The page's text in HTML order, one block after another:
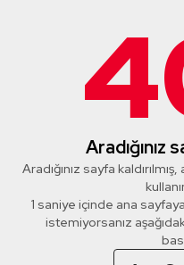
Aradığınız
Aradığınız sayfa
1 saniye içinde ana
istemiyorsanız